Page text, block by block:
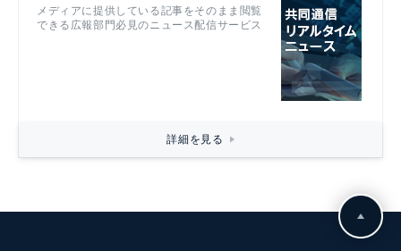
メディアに提供している記事をそのまま閲覧
できる広報部門必見のニュース配信サービス
詳細を見る